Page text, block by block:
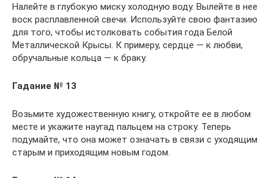
Налейте в глубокую миску холодную воду. Вылейте в нее
воск расплавленной свечи. Используйте свою фантазию
для того, чтобы истолковать события года Белой
Металлической Крысы. К примеру, сердце — к любви,
обручальные кольца — к браку.
Гадание № 13
Возьмите художественную книгу, откройте ее в любом
месте и укажите наугад пальцем на строку. Теперь
подумайте, что она может означать в связи с уходящим
старым и приходящим новым годом.